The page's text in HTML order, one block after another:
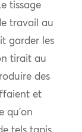
tissage
travail au
garder les
tirait au
des
et
qu’on